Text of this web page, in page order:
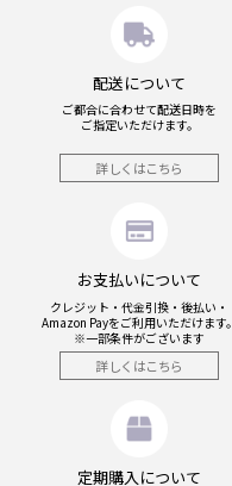
配送について
ご都合に合わせて配送日時を
ご指定いただけます。
詳しくはこちら
お支払いについて
クレジット・代金引換・後払い・
Amazon Payをご利用いただけます。
※一部条件がございます
詳しくはこちら
定期購入について